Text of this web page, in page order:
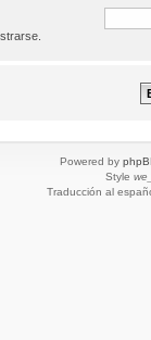
Powered by
Style
Traducción al